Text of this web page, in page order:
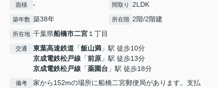
面積 - 間取り 2LDK
築年数 築38年 所在階 2階/2階建
所在地 千葉県船橋市二宮１丁目
交通 東葉高速鉄道 「飯山満 」駅 徒歩10分
京成電鉄松戸線 「前原 」駅 徒歩13分
京成電鉄松戸線 「薬園台 」駅 徒歩18分
備考
家から152mの場所に船橋二宮郵便局があります。支払